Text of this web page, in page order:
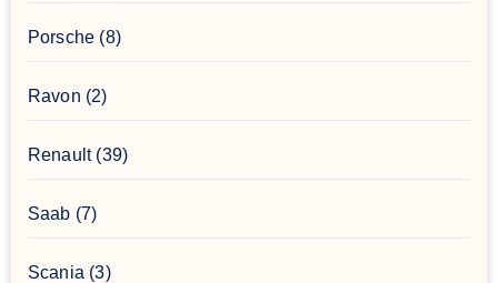
Porsche (8)
Ravon (2)
Renault(39)
Saab (7)
Scania (3)